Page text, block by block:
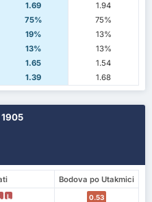
1.69
1.94
75%
75%
19%
13%
13%
13%
1.65
1.54
1.39 1.68
Bodova po Utakmici
L 0.53